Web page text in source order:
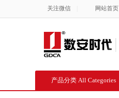
关注微信 网站首页
产品分类 All Categories